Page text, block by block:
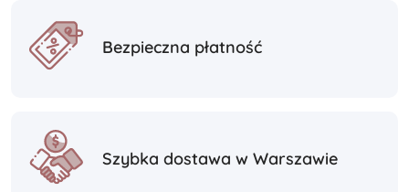
Bezpieczna płatność
Szybka dostawa w Warszawie